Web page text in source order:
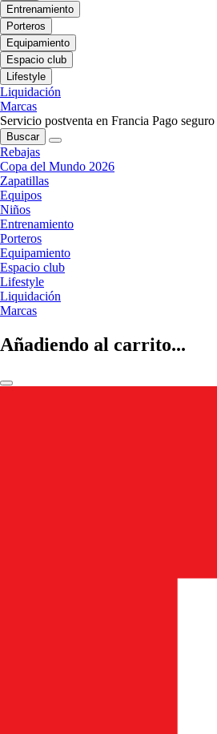
Entrenamiento
Porteros
Equipamiento
Espacio club
Lifestyle
Liquidación
Marcas
Servicio postventa en Francia Pago seguro
Buscar
Rebajas
Copa del Mundo 2026
Zapatillas
Equipos
Niños
Entrenamiento
Porteros
Equipamiento
Espacio club
Lifestyle
Liquidación
Marcas
Añadiendo al carrito...